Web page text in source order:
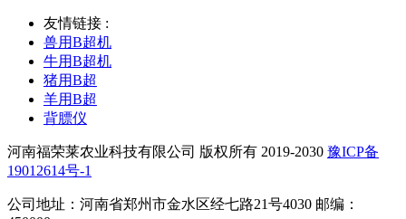
友情链接 :
兽用B超机
牛用B超机
猪用B超
羊用B超
背膘仪
河南福荣莱农业科技有限公司 版权所有 2019-2030 豫ICP备
19012614号-1
公司地址：河南省郑州市金水区经七路21号4030 邮编：